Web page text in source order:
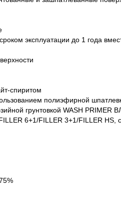
эксплуатации до 1 года
спиритом
полиэфирной
грунтовкой WASH PRIMER
6+1/FILLER 3+1/FILLER